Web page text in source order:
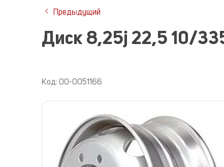
Предыдущий
Диск 8,25j 22,5 10/
Код: 00-0051166